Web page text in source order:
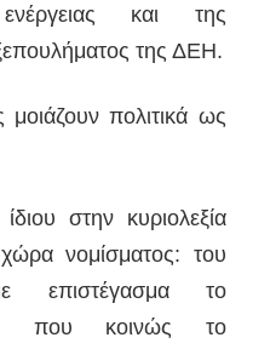
και της
της ΔΕΗ.
πολιτικά ως
στην κυριολεξία
νομίσματος: του
με επιστέγασμα το
που κοινώς το